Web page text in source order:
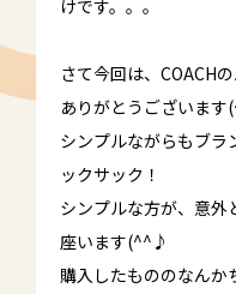
けです。。。
さて今回は、COACH
ありがとうございま
シンプルながらもブラ
ックサック！
シンプルな方が、意外
座います(^^♪
購入したもののなんか